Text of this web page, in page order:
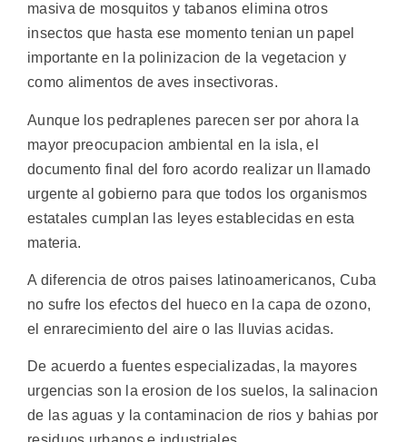
masiva de mosquitos y tabanos elimina otros
insectos que hasta ese momento tenian un papel
importante en la polinizacion de la vegetacion y
como alimentos de aves insectivoras.
Aunque los pedraplenes parecen ser por ahora la
mayor preocupacion ambiental en la isla, el
documento final del foro acordo realizar un llamado
urgente al gobierno para que todos los organismos
estatales cumplan las leyes establecidas en esta
materia.
A diferencia de otros paises latinoamericanos, Cuba
no sufre los efectos del hueco en la capa de ozono,
el enrarecimiento del aire o las lluvias acidas.
De acuerdo a fuentes especializadas, la mayores
urgencias son la erosion de los suelos, la salinacion
de las aguas y la contaminacion de rios y bahias por